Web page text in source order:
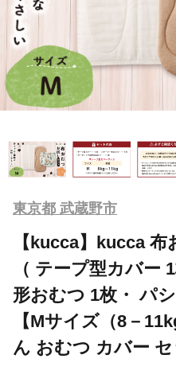
東京都 武蔵野市
【kucca】kucca
（ テープ型カバー
形おむつ 1枚・ パ
【Mサイズ（8－
ん おむつ カバー セ